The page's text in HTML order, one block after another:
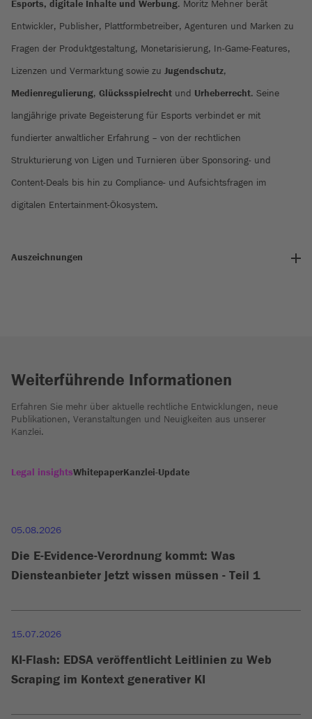
Esports, digitale Inhalte und Werbung. Moritz Mehner berät
Entwickler, Publisher, Plattformbetreiber, Agenturen und Marken zu
Fragen der Produktgestaltung, Monetarisierung, In-Game-Features,
Lizenzen und Vermarktung sowie zu Jugendschutz,
Medienregulierung, Glücksspielrecht und Urheberrecht. Seine
langjährige private Begeisterung für Esports verbindet er mit
fundierter anwaltlicher Erfahrung – von der rechtlichen
Strukturierung von Ligen und Turnieren über Sponsoring- und
Content-Deals bis hin zu Compliance- und Aufsichtsfragen im
digitalen Entertainment-Ökosystem.
Auszeichnungen
Weiterführende Informationen
Erfahren Sie mehr über aktuelle rechtliche Entwicklungen, neue
Publikationen, Veranstaltungen und Neuigkeiten aus unserer
Kanzlei.
Legal insightsWhitepaperKanzlei-Update
05.08.2026
Die E-Evidence-Verordnung kommt: Was
Diensteanbieter jetzt wissen müssen - Teil 1
15.07.2026
KI-Flash: EDSA veröffentlicht Leitlinien zu Web
Scraping im Kontext generativer KI